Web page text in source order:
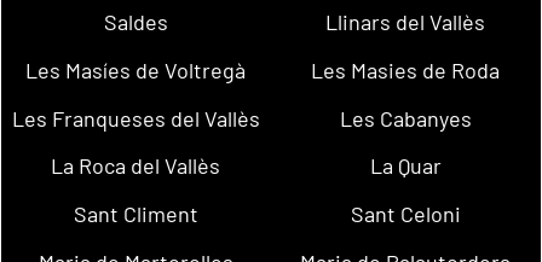
Saldes
Llinars del Vallès
Les Masíes de Voltregà
Les Masies de Roda
Les Franqueses del Vallès
Les Cabanyes
La Roca del Vallès
La Quar
Sant Climent
Sant Celoni